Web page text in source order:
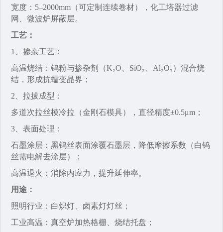
宽度‌：5–2000mm（可定制连续卷材），化工塔器过滤
网、微波炉屏蔽层。
工艺：
1、掺杂工艺‌：
高温烧结‌：钨粉与掺杂剂（K₂O、SiO₂、Al₂O₃）混合烧
结，形成抗蠕变晶界；
2、拉拔成型‌：
多道次拉丝模冷拉（金刚石模具），直径精度±0.5μm；
3、表面处理‌：
石墨涂层‌：黑钨丝表面涂覆石墨层，降低摩擦系数（白钨
丝需电解去涂层）；
高温退火‌：消除内应力，提升延伸率。
用途：
照明行业‌：白炽灯、卤素灯灯丝；
工业高温‌：真空炉加热格栅、烧结托盘；